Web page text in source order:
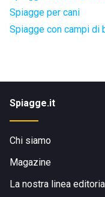
Spiagge per cani
Spiagge con campi di
Spiagge.it
Chi siamo
Magazine
La nostra linea